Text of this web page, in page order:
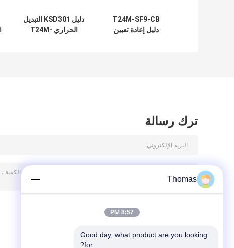
T24M-SF9-CB
دليل إعادة تعيين
دليل KSD301 التبديل
الحراري T24M-
ترك رسالة
Thomas
8:57 PM
Good day, what product are you looking
for?